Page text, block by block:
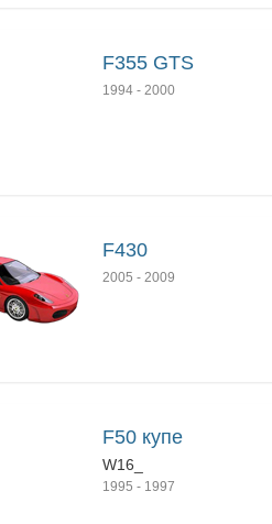
F355 GTS
1994 - 2000
F430
2005 - 2009
F50 купе
W16_
1995 - 1997